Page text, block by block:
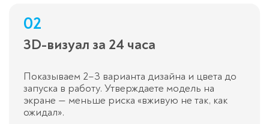
02
3D-визуал за 24 часа
Показываем 2–3 варианта дизайна и цвета до
запуска в работу. Утверждаете модель на
экране — меньше риска «вживую не так, как
ожидал».